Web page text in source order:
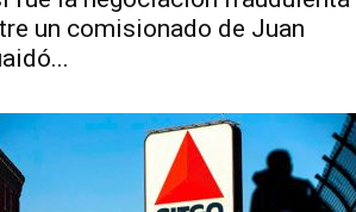
un comisionado de Juan